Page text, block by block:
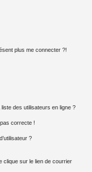
plus me connecter ?!
des utilisateurs en ligne ?
pas correcte !
?
clique sur le lien de courrier